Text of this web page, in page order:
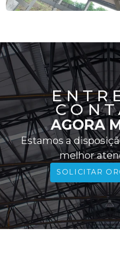
AGORA
Estamos a
melhor
SOLICITAR